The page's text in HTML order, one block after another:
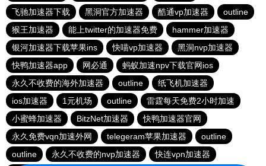
飞驰加速器下载
黑洞官方加速器 酷通vp加速器
outline
猴王加速器
能上twitter的加速器免费
hammer加速器
银河加速器下载苹果ins
快喵vp加速器
黑洞nvp加速器
快鸭加速器app
网必通
蚂蚁加速npv下载官网ios
永久不收费的海外加速器
outline
纸飞机加速器
ios加速器
1元机场 outline
雷霆每天免费2小时加速
小蜜蜂加速器
BitzNet加速器
快鸭加速器官网
永久免费vqn加速外网
telegeram苹果加速器
outline
outline
永久不收费的nvp加速器 快连vρn加速器